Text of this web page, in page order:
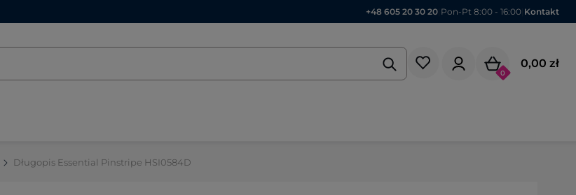
+48 605 20 30 20 Pon-Pt 8:00 - 16:00 Kontakt
0
0,00 zł
Długopis Essential Pinstripe HSI0584D